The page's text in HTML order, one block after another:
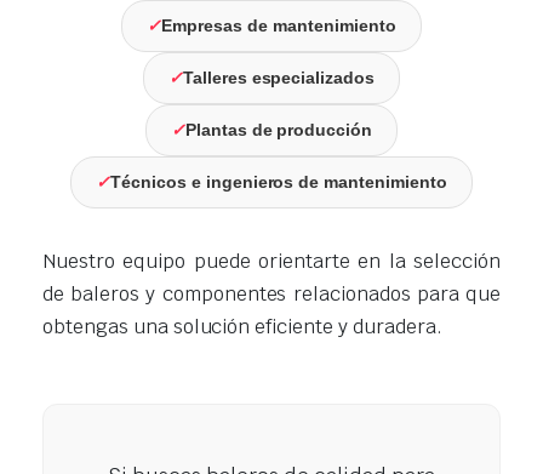
✓Empresas de mantenimiento
✓Talleres especializados
✓Plantas de producción
✓Técnicos e ingenieros de mantenimiento
Nuestro equipo puede orientarte en la selección
de baleros y componentes relacionados para que
obtengas una solución eficiente y duradera.